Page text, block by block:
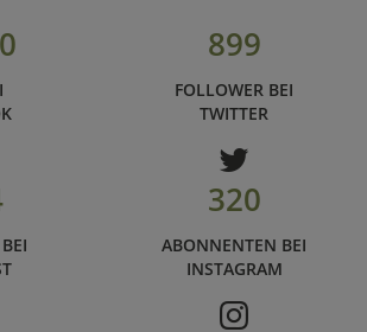
899
FOLLOWER BEI
TWITTER
320
ABONNENTEN BEI
INSTAGRAM